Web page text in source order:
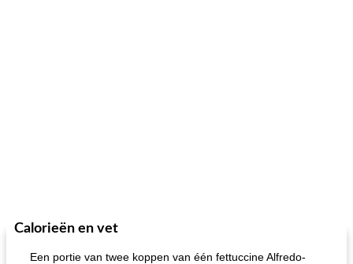
Calorieën en vet
Een portie van twee koppen van één fettuccine Alfredo-